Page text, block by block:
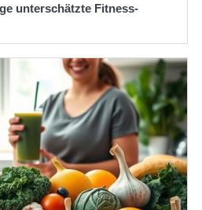
unterschätzte Fitness-